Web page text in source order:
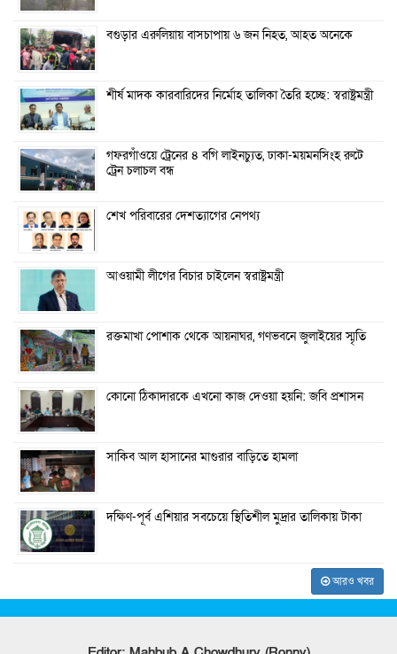
বগুড়ার এরুলিয়ায় বাসচাপায় ৬ জন নিহত, আহত অনেকে
শীর্ষ মাদক কারবারিদের নির্মোহ তালিকা তৈরি হচ্ছে: স্বরাষ্ট্রমন্ত্রী
গফরগাঁওয়ে ট্রেনের ৪ বগি লাইনচ্যুত, ঢাকা-ময়মনসিংহ রুটে
ট্রেন চলাচল বন্ধ
শেখ পরিবারের দেশত্যাগের নেপথ্য
আওয়ামী লীগের বিচার চাইলেন স্বরাষ্ট্রমন্ত্রী
রক্তমাখা পোশাক থেকে আয়নাঘর, গণভবনে জুলাইয়ের স্মৃতি
কোনো ঠিকাদারকে এখনো কাজ দেওয়া হয়নি: জবি প্রশাসন
সাকিব আল হাসানের মাগুরার বাড়িতে হামলা
দক্ষিণ-পূর্ব এশিয়ার সবচেয়ে স্থিতিশীল মুদ্রার তালিকায় টাকা
আরও খবর